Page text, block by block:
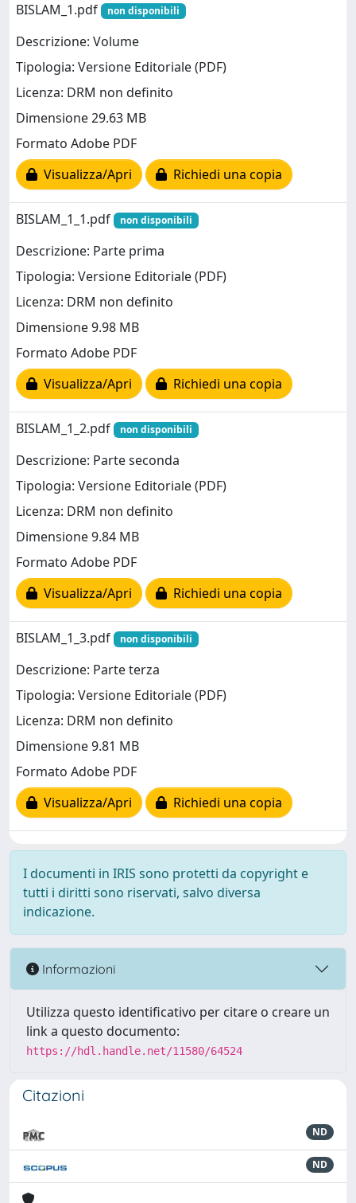
BISLAM_1.pdf
non disponibili
Descrizione: Volume
Tipologia: Versione Editoriale (PDF)
Licenza: DRM non definito
Dimensione 29.63 MB
Formato Adobe PDF
Visualizza/Apri
Richiedi una copia
BISLAM_1_1.pdf non disponibili
Descrizione: Parte prima
Tipologia: Versione Editoriale (PDF)
Licenza: DRM non definito
Dimensione 9.98 MB
Formato Adobe PDF
Visualizza/Apri
Richiedi una copia
BISLAM_1_2.pdf non disponibili
Descrizione: Parte seconda
Tipologia: Versione Editoriale (PDF)
Licenza: DRM non definito
Dimensione 9.84 MB
Formato Adobe PDF
Visualizza/Apri
Richiedi una copia
BISLAM_1_3.pdf non disponibili
Descrizione: Parte terza
Tipologia: Versione Editoriale (PDF)
Licenza: DRM non definito
Dimensione 9.81 MB
Formato Adobe PDF
Visualizza/Apri
Richiedi una copia
I documenti in IRIS sono protetti da copyright e
tutti i diritti sono riservati, salvo diversa
indicazione.
Informazioni
Utilizza questo identificativo per citare o creare un
link a questo documento:
https://hdl.handle.net/11580/64524
Citazioni
ND
ND